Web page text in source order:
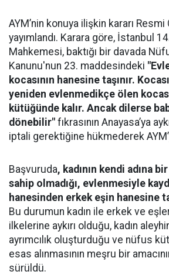
AYM’nin konuya ilişkin kararı Resmi
yayımlandı. Karara göre, İstanbul
Mahkemesi, baktığı bir davada
Kanunu'nun 23. maddesindeki
kocasının hanesine taşınır.
yeniden evlenmedikçe ölen
kütüğünde kalır. Ancak dilerse
dönebilir" fıkrasının Anayasa’ya
iptali gerektiğine hükmederek
Başvuruda, kadının kendi adına
sahip olmadığı, evlenmesiyle
hanesinden erkek eşin hanesine
Bu durumun kadın ile erkek ve
ilkelerine aykırı olduğu, kadın
ayrımcılık oluşturduğu ve nüfus
esas alınmasının meşru bir
sürüldü.